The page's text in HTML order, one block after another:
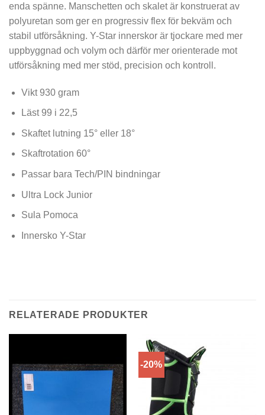
enda spänne. Manschetten och skalet är konstruerat av
polyuretan som ger en progressiv flex för bekväm och
stabil utförsåkning. Y-Star innerskor är tjockare med mer
uppbyggnad och volym och därför mer orienterade mot
utförsåkning med mer stöd, precision och kontroll.
Vikt 930 gram
Läst 99 i 22,5
Skaftet lutning 15° eller 18°
Skaftrotation 60°
Passar bara Tech/PIN bindningar
Ultra Lock Junior
Sula Pomoca
Innersko Y-Star
RELATERADE PRODUKTER
-20%